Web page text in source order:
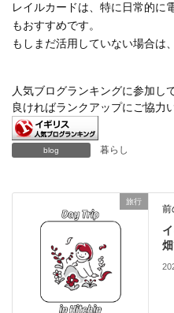
レイルカードは、特に日常的に
もおすすめです。
もしまだ活用していない場合は
人気ブログランキングに参加し
良ければランクアップにご協力
blog 暮らし
旅行
前